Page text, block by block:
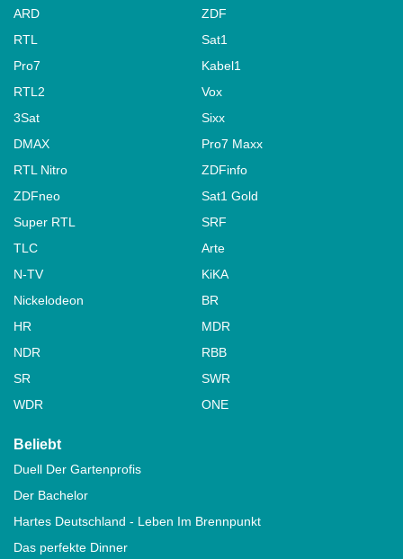
ARD
ZDF
RTL
Sat1
Pro7
Kabel1
RTL2
Vox
3Sat
Sixx
DMAX
Pro7 Maxx
RTL Nitro
ZDFinfo
ZDFneo
Sat1 Gold
Super RTL
SRF
TLC
Arte
N-TV
KiKA
Nickelodeon
BR
HR
MDR
NDR
RBB
SR
SWR
WDR
ONE
Beliebt
Duell Der Gartenprofis
Der Bachelor
Hartes Deutschland - Leben Im Brennpunkt
Das perfekte Dinner